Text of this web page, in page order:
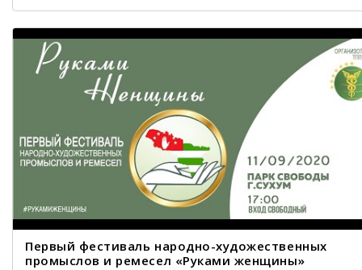
Первый фестиваль народно-художественных
промыслов и ремесел «Руками женщины»